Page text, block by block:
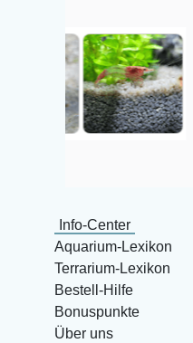
Info-Center
Aquarium-Lexikon
Terrarium-Lexikon
Bestell-Hilfe
Bonuspunkte
Über uns